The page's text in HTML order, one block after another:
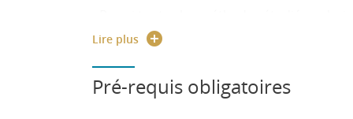
plus pertinente en fonction du problème
Lire plus
Pré-requis obligatoires